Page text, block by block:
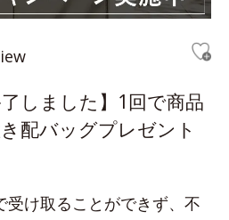
しました】1回で商品
配バッグプレゼント
受け取ることができず、不